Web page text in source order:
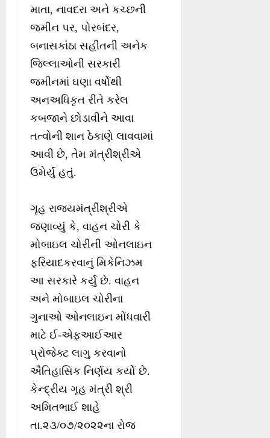
માતા, નાવદરા અને કચ્છની
જમીન પર, પોરબંદર,
બનાસકાંઠા સહીતની અનેક
જિલ્લાઓની સરકારી
જમીનમાં ઘણા વર્ષોથી
અનઅધિકૃત રીતે કરેલ
કબજાને છોડાવીને આવા
તત્વોની શાન ઠેકાણે લાવવામાં
આવી છે, તેમ મંત્રીશ્રીએ
ઉમેર્યું હતું.
ગૃહ રાજ્યમંત્રીશ્રીએ
જણાવ્યું કે, વાહન ચોરી કે
મોબાઇલ ચોરીની ઓનલાઇન
ફરિયાદકરવાનું મિકેનિઝમ
આ સરકારે કર્યુ છે. વાહન
અને મોબાઇલ ચોરીના
ગુનાઓ ઓનલાઇન મોંધવારી
માટે ઈ-એફઆઈઆર
પ્રોજેક્ટ લાગુ કરવાનો
ઐતિહાસિક નિર્ણય કર્યો છે.
કેન્દ્રીય ગૃહ મંત્રી શ્રી
અમિતભાઈ શાહે
તા.૨૩/૦૭/૨૦૨૨ના રોજ